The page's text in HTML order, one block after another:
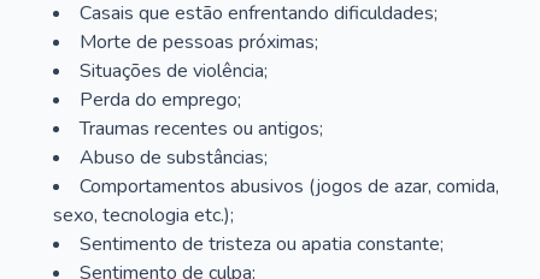
Casais que estão enfrentando dificuldades;
Morte de pessoas próximas;
Situações de violência;
Perda do emprego;
Traumas recentes ou antigos;
Abuso de substâncias;
Comportamentos abusivos (jogos de azar, comida,
sexo, tecnologia etc.);
Sentimento de tristeza ou apatia constante;
Sentimento de culpa;